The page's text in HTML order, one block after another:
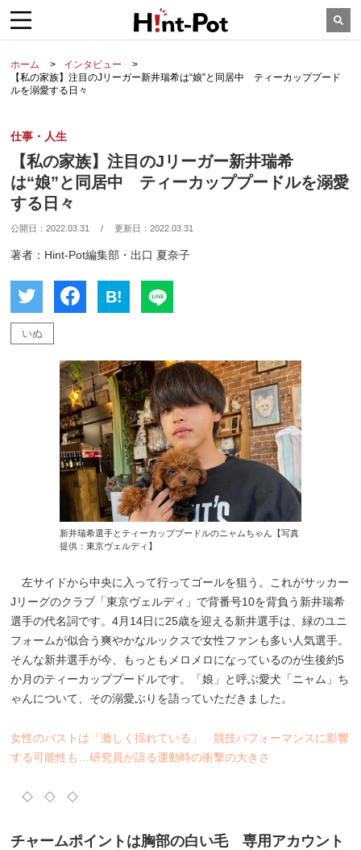
ホーム
インタビュー
【私の家族】注目のJリーガー新井瑞希は“娘”と同居中 ティーカッププード
ルを溺愛する日々
仕事・人生
【私の家族】注目のJリーガー新井瑞希
は“娘”と同居中 ティーカッププードルを溺愛
する日々
公開日：2022.03.31 / 更新日：2022.03.31
著者：Hint-Pot編集部・出口 夏奈子
B!
いぬ
新井瑞希選手とティーカッププードルのニャムちゃん【写真
提供：東京ヴェルディ】
左サイドから中央に入って行ってゴールを狙う。これがサッカー
Jリーグのクラブ「東京ヴェルディ」で背番号10を背負う新井瑞希
選手の代名詞です。4月14日に25歳を迎える新井選手は、緑のユニ
フォームが似合う爽やかなルックスで女性ファンも多い人気選手。
そんな新井選手が今、もっともメロメロになっているのが生後約5
か月のティーカッププードルです。「娘」と呼ぶ愛犬「ニャム」ち
ゃんについて、その溺愛ぶりを語っていただきました。
女性のバストは「激しく揺れている」 競技パフォーマンスに影響
する可能性も…研究員が語る運動時の衝撃の大きさ
◇ ◇ ◇
チャームポイントは胸部の白い毛 専用アカウント